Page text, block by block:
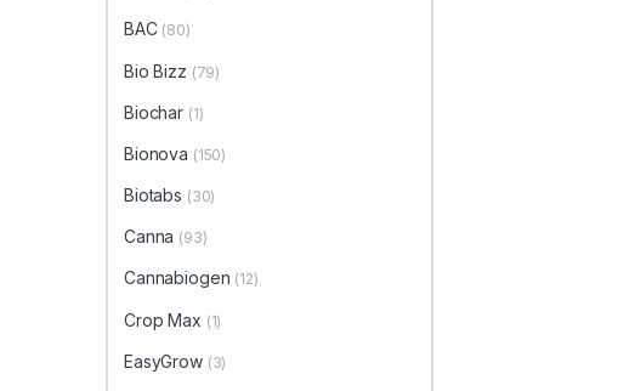
BAC (80)
Bio Bizz (79)
Biochar (1)
Bionova (150)
Biotabs (30)
Canna (93)
Cannabiogen (12)
Crop Max (1)
EasyGrow (3)